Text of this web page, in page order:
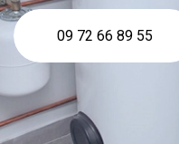
09 72 66 89 55